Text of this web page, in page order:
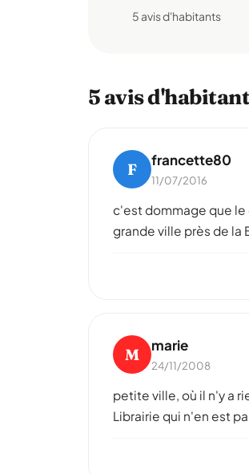
5 avis d'habitants
5 avis
F francette80
11/07/2016
c'est dommage que le
grande ville près de la
M marie
24/11/2008
petite ville, où il n'y a
Librairie qui n'en est